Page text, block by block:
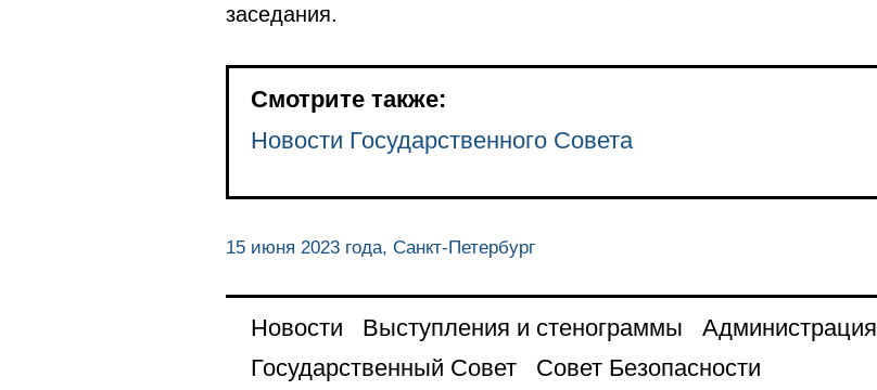
заседания.
Смотрите также:
Новости Государственного Совета
15 июня 2023 года, Санкт-Петербург
Новости Выступления и стенограммы
Администрация
Государственный Совет
Совет Безопасности